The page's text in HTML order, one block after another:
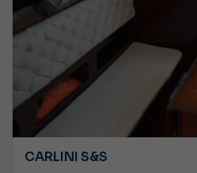
CARLINI S&S